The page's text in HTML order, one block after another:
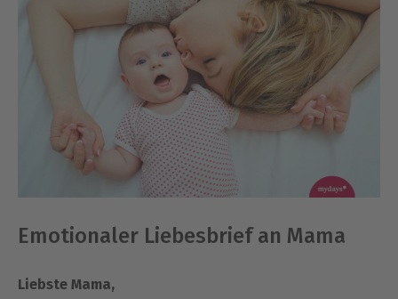
Emotionaler Liebesbrief an Mama
Liebste Mama,